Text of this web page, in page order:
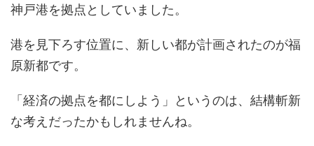
神戸港を拠点としていました。
港を見下ろす位置に、新しい都が計画されたのが福
原新都です。
「経済の拠点を都にしよう」というのは、結構斬新
な考えだったかもしれませんね。